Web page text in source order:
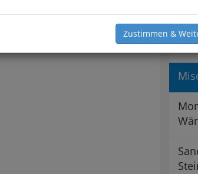
Zustimmen &